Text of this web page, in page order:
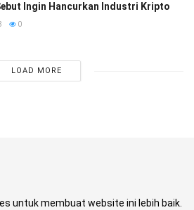
Ingin Hancurkan Industri Kripto
0
LOAD MORE
untuk membuat website ini lebih baik.